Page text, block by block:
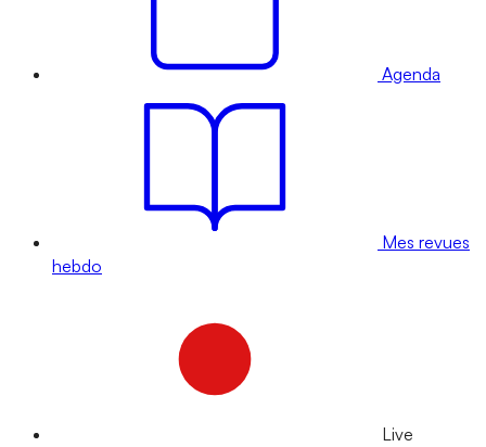
Agenda
Mes revues
hebdo
Live